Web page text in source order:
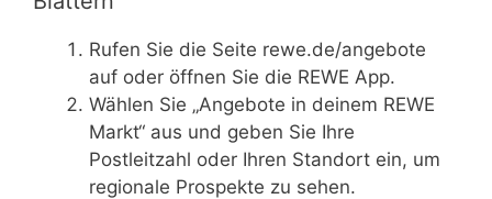
Rufen Sie die Seite rewe.de/angebote
auf oder öffnen Sie die REWE App.
Wählen Sie „Angebote in deinem REWE
Markt“ aus und geben Sie Ihre
Postleitzahl oder Ihren Standort ein, um
regionale Prospekte zu sehen.